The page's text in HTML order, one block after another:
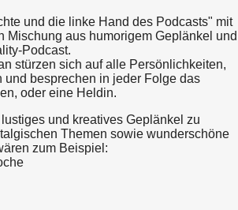
und die linke Hand des Podcasts" mit
Mischung aus humorigem Geplänkel und
Podcast.
stürzen sich auf alle Persönlichkeiten,
und besprechen in jeder Folge das
oder eine Heldin.
und kreatives Geplänkel zu
Themen sowie wunderschöne
zum Beispiel: